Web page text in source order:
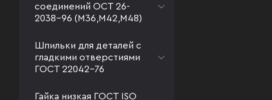
соединений ОСТ 26-
2038-96 (М36,М42,М48)
Шпильки для деталей с
гладкими отверстиями
ГОСТ 22042-76
Гайка низкая ГОСТ ISO